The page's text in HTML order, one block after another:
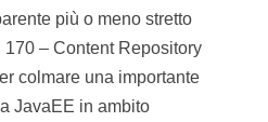
più o meno stretto
– Content Repository
colmare una importante
JavaEE in ambito